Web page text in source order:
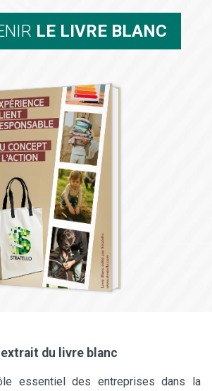
LE LIVRE BLANC
du livre blanc
essentiel des entreprises dans la